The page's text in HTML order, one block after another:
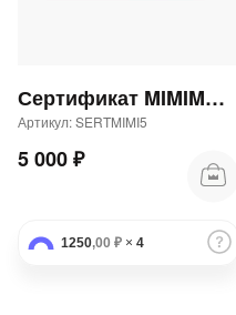
Сертификат MIMIMODA 5000 р.
Артикул: SERTMIMI5
5 000 ₽
1250,00 ₽ × 4